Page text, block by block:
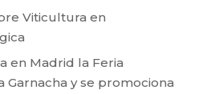
Viticultura en
en Madrid la Feria
Garnacha y se promociona